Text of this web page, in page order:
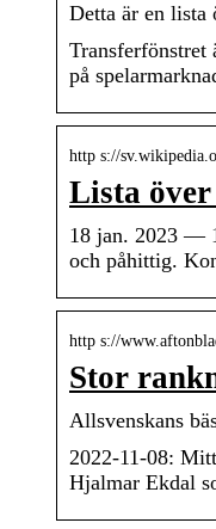
Detta är en lista
Transferfönstret
på
http s://
Lista
18 jan. 2023 —
och påhittig.
http s://
Stor
Allsvenskans
2022-11-08:
Hjalmar Ekdal